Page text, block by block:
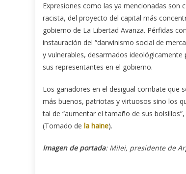
Expresiones como las ya mencionadas son
racista, del proyecto del capital más
gobierno de La Libertad Avanza. Pérfidas
instauración del “darwinismo social de
y vulnerables, desarmados
sus representantes en el gobierno.
Los ganadores en el desigual combate que
más buenos, patriotas y virtuosos sino los
tal de “aumentar el tamaño de sus
(Tomado de la haine).
Imagen de portada: Milei, presidente de